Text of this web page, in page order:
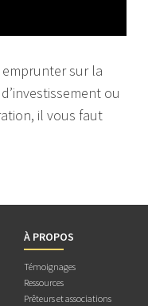
emprunter sur la
ou
il vous faut
À PROPOS
Témoignages
Ressources
Prêteurs et associations